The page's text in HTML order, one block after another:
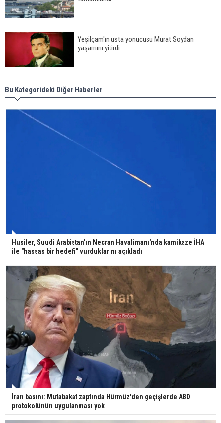
Yeşilçam'ın usta yonucusu Murat Soydan
yaşamını yitirdi
Meral Akşener ile Müsavat Dervişoğlu cenazede
görüntülendi
Bilim kurgu gerçekleşiyor... Dondurulmuş
Ünlü türkücü Mahmut Tuncer estetik operasyon
geçirdi: Son hali gündem oldu
Yerli turist 229,7 milyar lira seyahat harcaması
yaptı
Gazze'deki Sağlık Bakanlığı duyurdu: Vahşetin
pençesinde 2 salgın vaka tespit edildi
Bu Kategorideki Diğer Haberler
Husiler, Suudi Arabistan'ın Necran Havalimanı'nda kamikaze İHA
ile "hassas bir hedefi" vurduklarını açıkladı
İran basını: Mutabakat zaptında Hürmüz'den geçişlerde ABD
protokolünün uygulanması yok